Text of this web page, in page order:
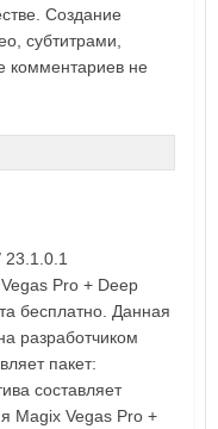
Создание
субтитрами,
комментариев не
23.1.0.1
Pro + Deep
бесплатно. Данная
разработчиком
пакет:
составляет
Magix Vegas Pro +